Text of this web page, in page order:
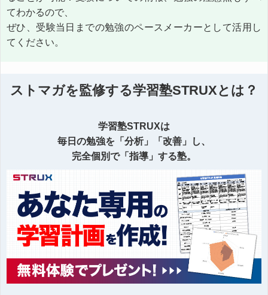
てわかるので、
ぜひ、受験当日までの勉強のペースメーカーとして活用し
てください。
ストマガを監修する学習塾STRUXとは？
学習塾STRUXは
毎日の勉強を「分析」「改善」し、
完全個別で「指導」する塾。